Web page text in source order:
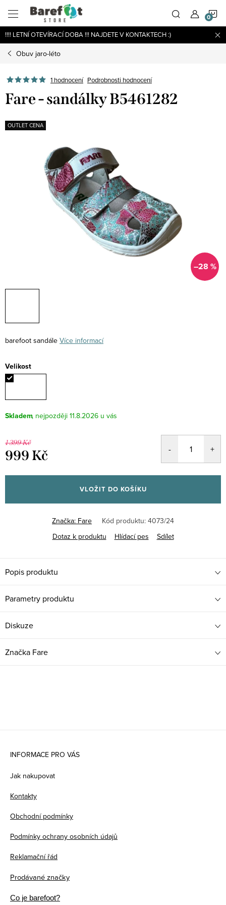
obsah
!!!! LETNÍ OTEVÍRACÍ DOBA !!! NAJDETE V KONTAKTECH :)
Obuv jaro-léto
1 hodnocení Podrobnosti hodnocení
Fare - sandálky B5461282
OUTLET CENA
–28 %
barefoot sandále Více informací
Velikost
Skladem 11.8.2026
1 399 Kč
999 Kč
cena:
VLOŽIT DO KOŠÍKU
Značka: Fare Kód produktu: 4073/24
Dotaz k produktu
Hlídací pes Sdílet
Popis produktu
Parametry produktu
Diskuze
Značka Fare
INFORMACE PRO VÁS
Jak nakupovat
Kontakty
Obchodní podmínky
Podmínky ochrany osobních údajů
Reklamační řád
Prodávané značky
Co je barefoot?